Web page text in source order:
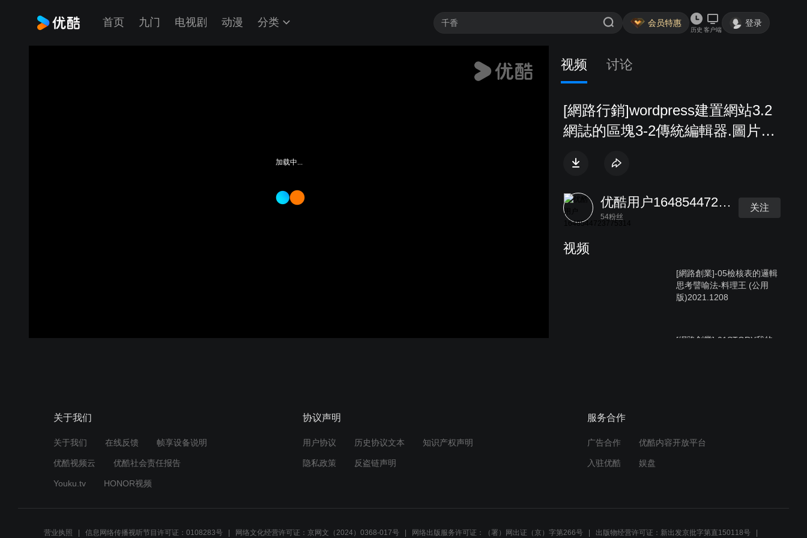
首页 九门 电视剧 动漫 分类 会员特惠
历史 客户端
登录
加载中...
视频 讨论
[網路行銷]wordpress建置網站3.2
網誌的區塊3-2傳統編輯器.圖片圖
优酷用户1648544723775314
54粉丝
关注
视频
[網路創業]-05檢核表的邏輯
思考譬喻法-料理王 (公用
版)2021.1208
[網路創業]-01STORY我的
关于我们
关于我们 在线反馈 帧享设备说明
优酷视频云 优酷社会责任报告
Youku.tv HONOR视频
协议声明
用户协议 历史协议文本 知识产权声明
隐私政策 反盗链声明
服务合作
广告合作 优酷内容开放平台
入驻优酷 娱盘
营业执照 信息网络传播视听节目许可证：0108283号 网络文化经营许可证：京网文（2024）0368-017号 网络出版服务许可证：（署）网出证（京）字第266号 出版物经营许可证：新出发京批字第直150118号